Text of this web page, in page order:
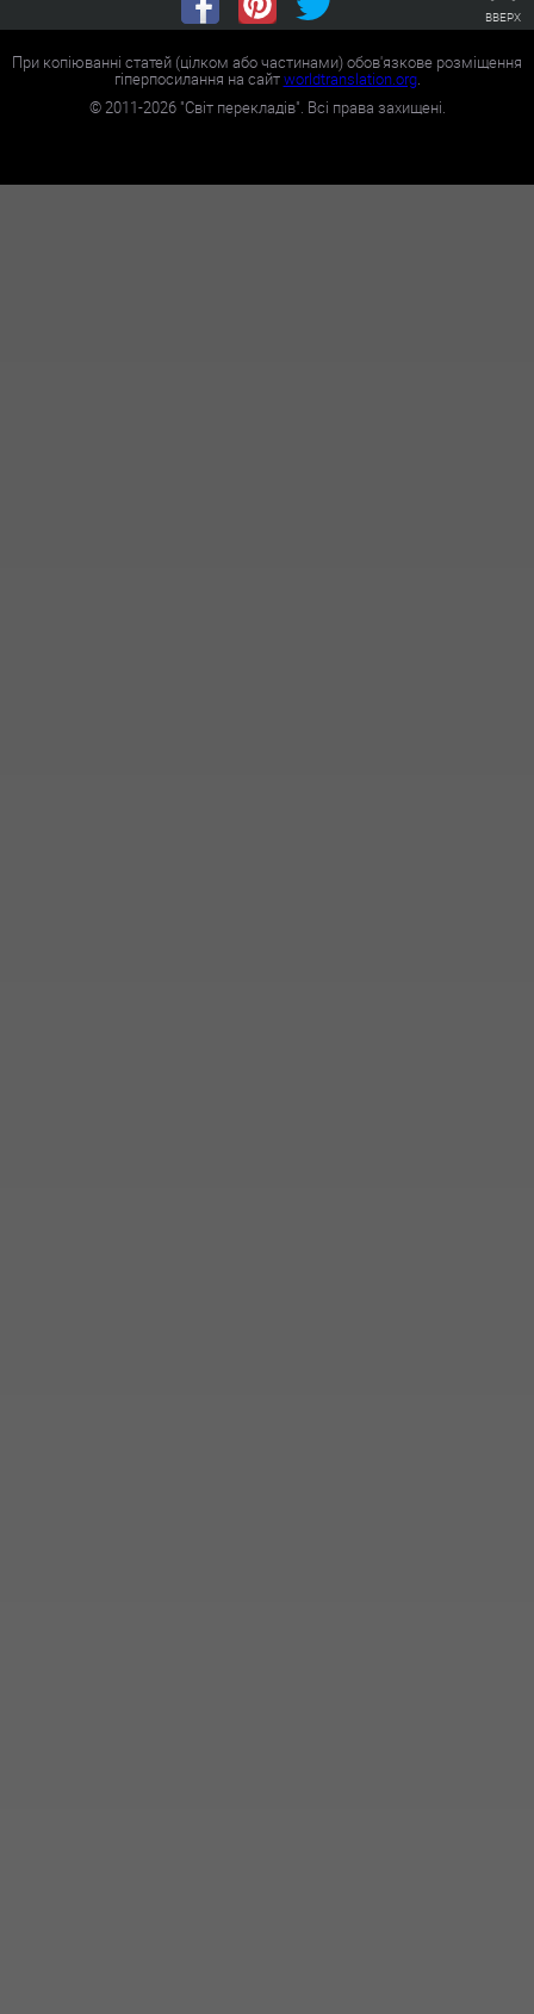
ВВЕРХ
При копіюванні статей (цілком або частинами) обов'язкове розміщення
гіперпосилання на сайтworldtranslation.org.
©2011-2026"Світ перекладів". Всі права захищені.